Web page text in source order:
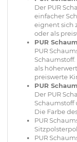
Der PUR
einfacher
eignent sich
oder als
PUR
PUR
als
preiswerte
PUR
Der PUR
Schaumstoff
Die Farbe
PUR
PUR